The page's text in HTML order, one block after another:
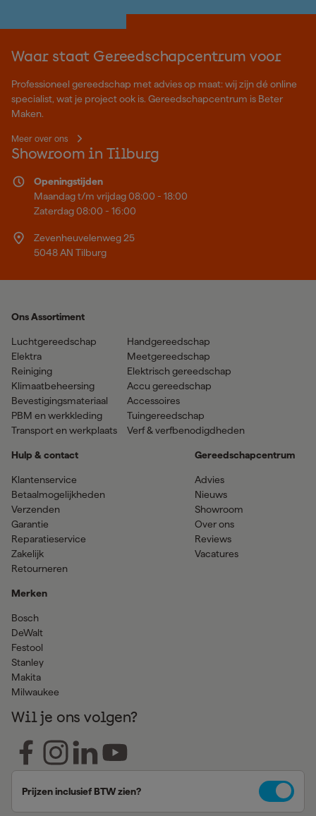
Waar staat Gereedschapcentrum voor
Professioneel gereedschap met advies op maat: wij zijn dé online
specialist, wat je project ook is. Gereedschapcentrum is Beter
Maken.
Meer over ons
Showroom in Tilburg
Openingstijden
Maandag t/m vrijdag 08:00 - 18:00
Zaterdag 08:00 - 16:00
Zevenheuvelenweg 25
5048 AN Tilburg
Ons Assortiment
Luchtgereedschap
Elektra
Reiniging
Klimaatbeheersing
Bevestigingsmateriaal
PBM en werkkleding
Transport en werkplaats
Handgereedschap
Meetgereedschap
Elektrisch gereedschap
Accu gereedschap
Accessoires
Tuingereedschap
Verf & verfbenodigdheden
Hulp & contact
Klantenservice
Betaalmogelijkheden
Verzenden
Garantie
Reparatieservice
Zakelijk
Retourneren
Merken
Bosch
DeWalt
Festool
Stanley
Makita
Milwaukee
Gereedschapcentrum
Advies
Nieuws
Showroom
Over ons
Reviews
Vacatures
Wil je ons volgen?
Prijzen inclusief BTW zien?